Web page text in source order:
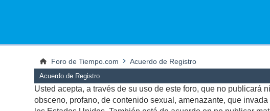
Foro de Tiempo.com Acuerdo de Registro
Acuerdo de Registro
Usted acepta, a través de su uso de este foro, que no publicará
obsceno, profano, de contenido sexual, amenazante, que